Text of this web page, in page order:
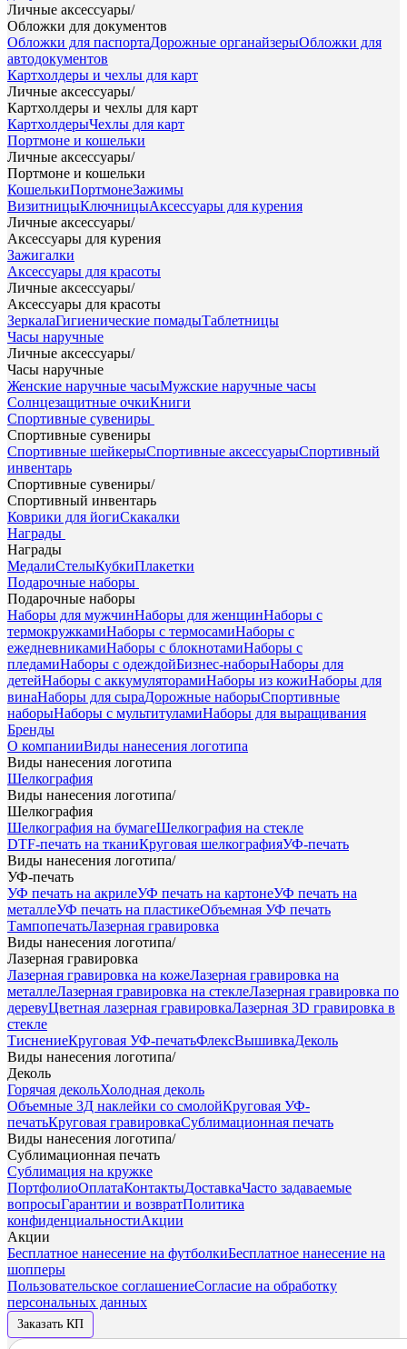
Личные аксессуары/
Обложки для документов
Обложки для паспортаДорожные органайзерыОбложки для
автодокументов
Картхолдеры и чехлы для карт
Личные аксессуары/
Картхолдеры и чехлы для карт
КартхолдерыЧехлы для карт
Портмоне и кошельки
Личные аксессуары/
Портмоне и кошельки
КошелькиПортмонеЗажимы
ВизитницыКлючницыАксессуары для курения
Личные аксессуары/
Аксессуары для курения
Зажигалки
Аксессуары для красоты
Личные аксессуары/
Аксессуары для красоты
ЗеркалаГигиенические помадыТаблетницы
Часы наручные
Личные аксессуары/
Часы наручные
Женские наручные часыМужские наручные часы
Солнцезащитные очкиКниги
Спортивные сувениры
Спортивные сувениры
Спортивные шейкерыСпортивные аксессуарыСпортивный
инвентарь
Спортивные сувениры/
Спортивный инвентарь
Коврики для йогиСкакалки
Награды
Награды
МедалиСтелыКубкиПлакетки
Подарочные наборы
Подарочные наборы
Наборы для мужчинНаборы для женщинНаборы с
термокружкамиНаборы с термосамиНаборы с
ежедневникамиНаборы с блокнотамиНаборы с
пледамиНаборы с одеждойБизнес-наборыНаборы для
детейНаборы с аккумуляторамиНаборы из кожиНаборы для
винаНаборы для сыраДорожные наборыСпортивные
наборыНаборы с мультитуламиНаборы для выращивания
Бренды
О компанииВиды нанесения логотипа
Виды нанесения логотипа
Шелкография
Виды нанесения логотипа/
Шелкография
Шелкография на бумагеШелкография на стекле
DTF-печать на тканиКруговая шелкографияУФ-печать
Виды нанесения логотипа/
УФ-печать
УФ печать на акрилеУФ печать на картонеУФ печать на
металлеУФ печать на пластикеОбъемная УФ печать
ТампопечатьЛазерная гравировка
Виды нанесения логотипа/
Лазерная гравировка
Лазерная гравировка на кожеЛазерная гравировка на
металлеЛазерная гравировка на стеклеЛазерная гравировка по
деревуЦветная лазерная гравировкаЛазерная 3D гравировка в
стекле
ТиснениеКруговая УФ-печатьФлексВышивкаДеколь
Виды нанесения логотипа/
Деколь
Горячая декольХолодная деколь
Объемные 3Д наклейки со смолойКруговая УФ-
печатьКруговая гравировкаСублимационная печать
Виды нанесения логотипа/
Сублимационная печать
Сублимация на кружке
ПортфолиоОплатаКонтактыДоставкаЧасто задаваемые
вопросыГарантии и возвратПолитика
конфиденциальностиАкции
Акции
Бесплатное нанесение на футболкиБесплатное нанесение на
шопперы
Пользовательское соглашениеСогласие на обработку
персональных данных
Заказать КП